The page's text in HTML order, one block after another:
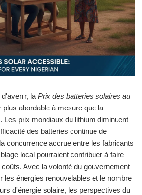
la Prix des batteries solaires au
plus abordable à mesure que la
Les prix mondiaux du lithium diminuent
des batteries continue de
concurrence accrue entre les fabricants
local pourraient contribuer à faire
Avec la volonté du gouvernement
les énergies renouvelables et le nombre
d'énergie solaire, les perspectives du